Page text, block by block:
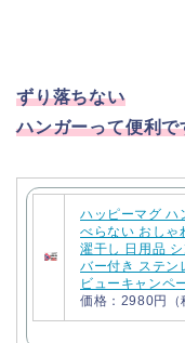
ずり落ちない
ハンガーって便利で
ハッピーマグ ハ
べらない おしゃ
濯干し 日用品
バー付き ステン
ビューキャンペ
価格：2980円（